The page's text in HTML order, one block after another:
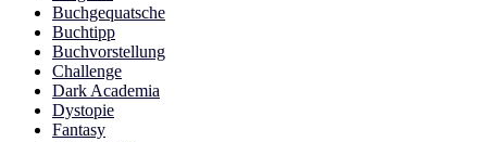
Buchgequatsche
Buchtipp
Buchvorstellung
Challenge
Dark Academia
Dystopie
Fantasy